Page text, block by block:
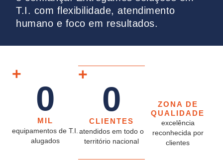
T.I. com flexibilidade, atendimento
humano e foco em resultados.
+
MIL
0
equipamentos de T.I.
alugados
+
CLIENTES
0
atendidos em todo o
território nacional
ZONA DE
QUALIDADE
excelência
reconhecida por
clientes